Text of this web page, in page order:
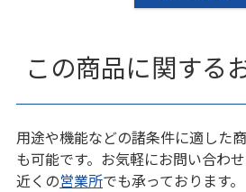
この商品に関する
用途や機能などの諸条件に適した
も可能です。お気軽にお問い合わせ
近くの営業所でも承っております。